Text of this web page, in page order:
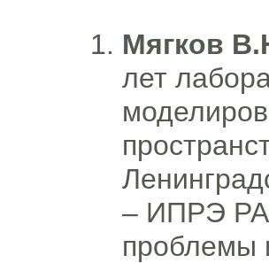
Мягков
лет
– ИПРЭ
проблемы